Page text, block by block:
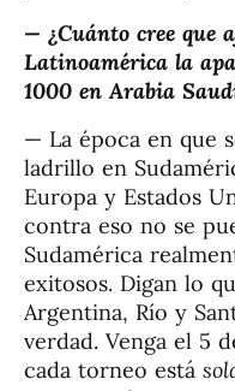
— ¿Cuánto cree que
Latinoamérica la
1000 en Arabia
— La época en que
ladrillo en
Europa y Estados
contra eso no se
Sudamérica
exitosos. Digan lo
Argentina, Río y
verdad. Venga el 5
cada torneo está